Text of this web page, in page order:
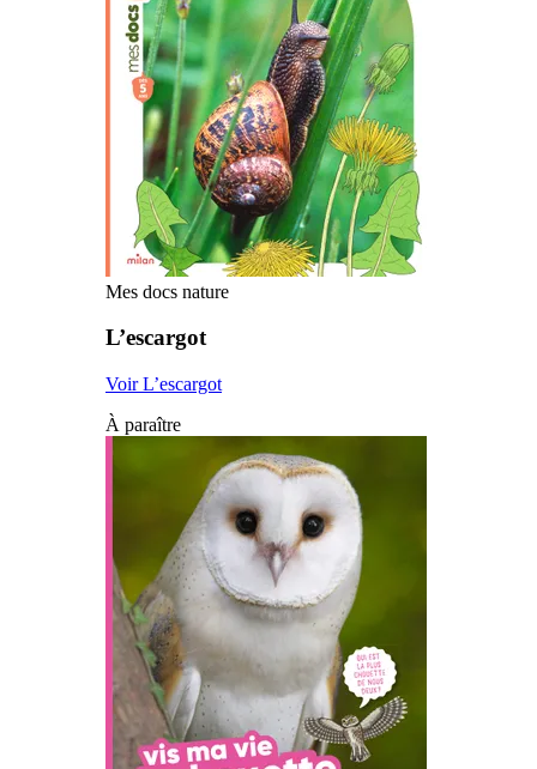
Mes docs nature
L’escargot
Voir L’escargot
À paraître